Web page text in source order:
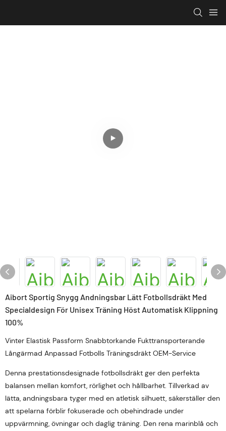
Aibort Sportig Snygg Andningsbar Lätt Fotbollsdräkt Med
Specialdesign För Unisex Träning Höst Automatisk Klippning
100%
Vinter Elastisk Passform Snabbtorkande Fukttransporterande
Långärmad Anpassad Fotbolls Träningsdräkt OEM-Service
Denna prestationsdesignade fotbollsdräkt ger den perfekta
balansen mellan komfort, rörlighet och hållbarhet. Tillverkad av
lätta, andningsbara tyger med en atletisk silhuett, säkerställer den
att spelarna förblir fokuserade och obehindrade under
uppvärmning, övningar och daglig träning. Den rena marinblå och